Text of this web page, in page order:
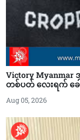
Victory
တစ်ပတ် လေးရက် ခေ
Aug 05, 2026